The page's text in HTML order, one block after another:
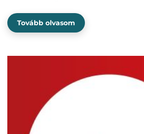
Tovább olvasom